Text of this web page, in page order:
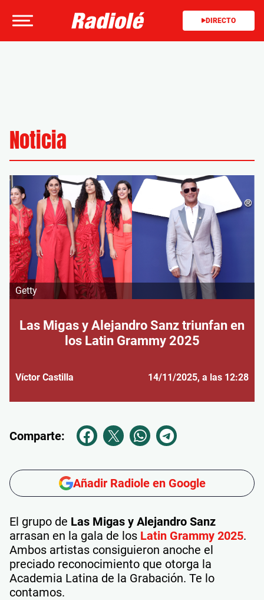
DIRECTO
Noticia
Getty
Las Migas y Alejandro Sanz triunfan en
los Latin Grammy 2025
Víctor Castilla 14/11/2025, a las 12:28
Comparte:
Añadir Radiole en Google
El grupo de Las Migas y Alejandro Sanz
arrasan en la gala de los Latin Grammy 2025.
Ambos artistas consiguieron anoche el
preciado reconocimiento que otorga la
Academia Latina de la Grabación. Te lo
contamos.